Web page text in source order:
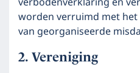
worden verruimd met
van georganiseerde
Vereniging